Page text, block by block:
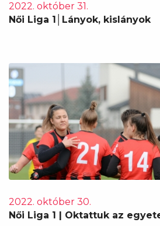
2022. október 31.
Női Liga 1│Lányok, kislányok
2022. október 30.
Női Liga 1 | Oktattuk az